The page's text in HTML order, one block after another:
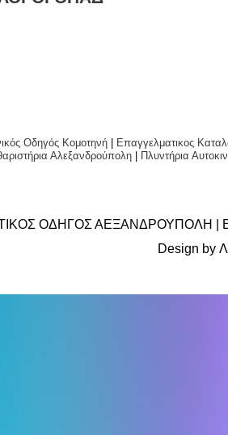
ΟΔΗΓΟΣ ΑΕΞΑΝΔΡΟΥΠΟΛΗ
Design by
Οδηγός Κομοτηνή
Επαγγελματικος
Αλεξανδρούπολη Πλυντήρια